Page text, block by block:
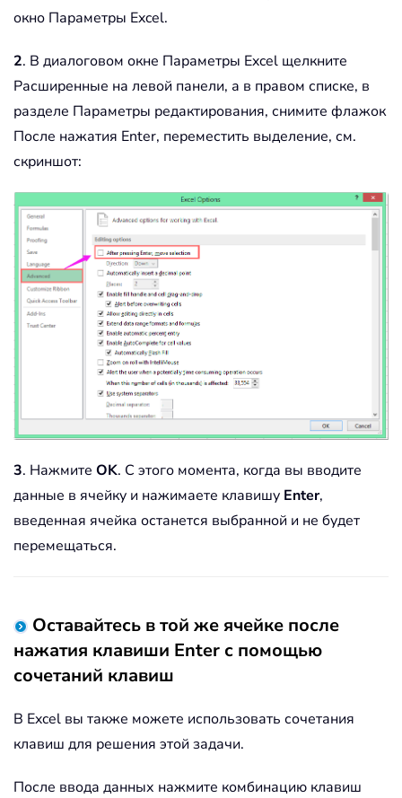
окно Параметры Excel.
2. В диалоговом окне Параметры Excel щелкните
Расширенные на левой панели, а в правом списке, в
разделе Параметры редактирования, снимите флажок
После нажатия Enter, переместить выделение, см.
скриншот:
3. Нажмите OK. С этого момента, когда вы вводите
данные в ячейку и нажимаете клавишу Enter,
введенная ячейка останется выбранной и не будет
перемещаться.
Оставайтесь в той же ячейке после
нажатия клавиши Enter с помощью
сочетаний клавиш
В Excel вы также можете использовать сочетания
клавиш для решения этой задачи.
После ввода данных нажмите комбинацию клавиш